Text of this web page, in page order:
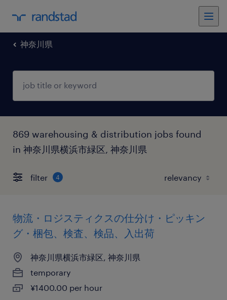
神奈川県
869 warehousing & distribution jobs found
in 神奈川県横浜市緑区, 神奈川県
filter 4
物流・ロジスティクスの仕分け・ピッキン
グ・梱包、検査、検品、入出荷
神奈川県横浜市緑区, 神奈川県
temporary
¥1400.00 per hour